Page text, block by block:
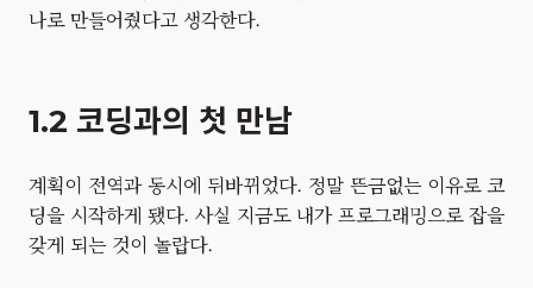
나로 만들어줬다고 생각한다.
1.2 코딩과의 첫 만남
계획이 전역과 동시에 뒤바뀌었다. 정말 뜬금없는 이유로 코
딩을 시작하게 됐다. 사실 지금도 내가 프로그래밍으로 잡을
갖게 되는 것이 놀랍다.